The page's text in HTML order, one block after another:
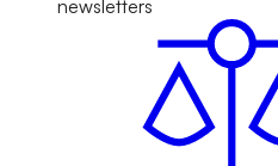
newsletters